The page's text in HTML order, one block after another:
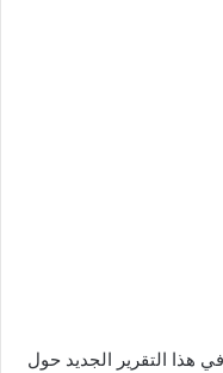
هذا التقرير الجديد حول